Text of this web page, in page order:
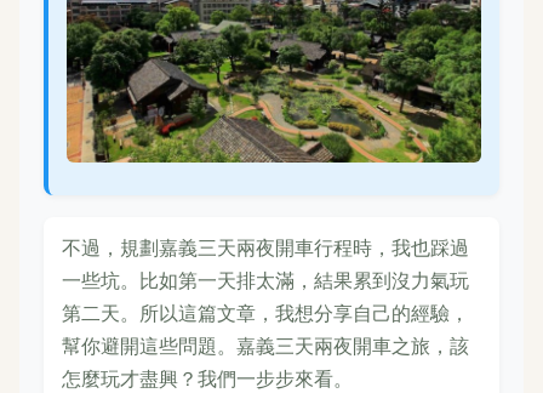
不過，規劃嘉義三天兩夜開車行程時，我也踩過
一些坑。比如第一天排太滿，結果累到沒力氣玩
第二天。所以這篇文章，我想分享自己的經驗，
幫你避開這些問題。嘉義三天兩夜開車之旅，該
怎麼玩才盡興？我們一步步來看。